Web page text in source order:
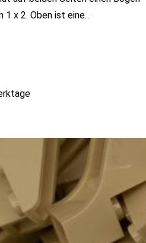
1 x 2. Oben ist eine…